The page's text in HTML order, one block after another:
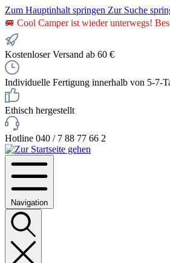
Zum Hauptinhalt springen Zur Suche
🚐 Cool Camper ist wieder unterwegs!
Kostenloser Versand ab 60 €
Individuelle Fertigung innerhalb von 5-7-
Ethisch hergestellt
Hotline 040 / 7 88 77 66 2
Navigation